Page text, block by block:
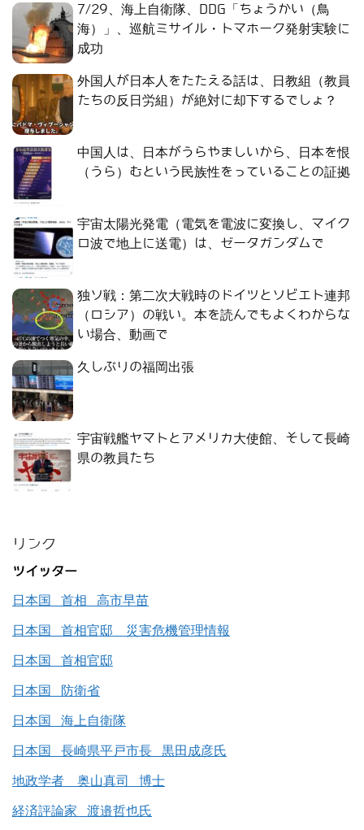
7/29、海上自衛隊、DDG「ちょうかい（鳥
海）」、巡航ミサイル・トマホーク発射実験に
成功
外国人が日本人をたたえる話は、日教組（教員
たちの反日労組）が絶対に却下するでしょ？
中国人は、日本がうらやましいから、日本を恨
（うら）むという民族性をっていることの証拠
宇宙太陽光発電（電気を電波に変換し、マイク
ロ波で地上に送電）は、ゼータガンダムで
独ソ戦：第二次大戦時のドイツとソビエト連邦
（ロシア）の戦い。本を読んでもよくわからな
い場合、動画で
久しぶりの福岡出張
宇宙戦艦ヤマトとアメリカ大使館、そして長崎
県の教員たち
リンク
ツイッター
日本国 首相 高市早苗
日本国 首相官邸 災害危機管理情報
日本国 首相官邸
日本国 防衛省
日本国 海上自衛隊
日本国 長崎県平戸市長 黒田成彦氏
地政学者 奥山真司 博士
経済評論家 渡邉哲也氏